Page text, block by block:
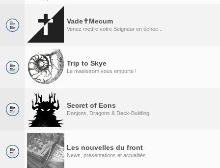
Vade✝Mecum
Venez mettre votre Seigneur en échec...
Trip to Skye
Le maelstrom vous emporte !
Secret of Eons
Donjons, Dragons & Deck-Building
Les nouvelles du front
News, présentations et actualités.